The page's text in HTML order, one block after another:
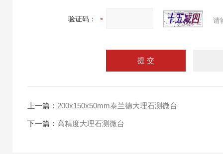
验证码： 请
上一篇： 200x150x50mm泰兰德大理石测微台
下一篇： 高精度大理石测微台